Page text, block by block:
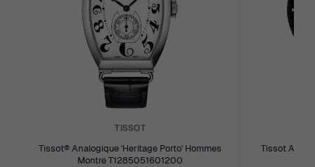
TISSOT
Tissot® Analogique 'Heritage Porto' Hommes
Montre T1285051601200
Tissot